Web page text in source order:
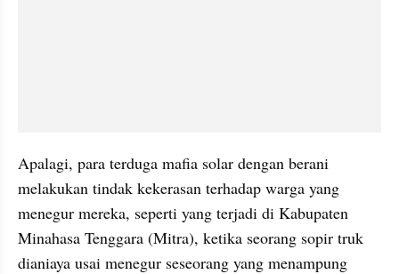
Apalagi, para terduga mafia solar dengan berani
melakukan tindak kekerasan terhadap warga yang
menegur mereka, seperti yang terjadi di Kabupaten
Minahasa Tenggara (Mitra), ketika seorang sopir truk
dianiaya usai menegur seseorang yang menampung